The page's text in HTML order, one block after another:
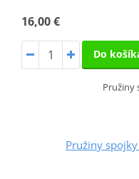
16,00 €
Do
Pružiny
Pružiny spojky